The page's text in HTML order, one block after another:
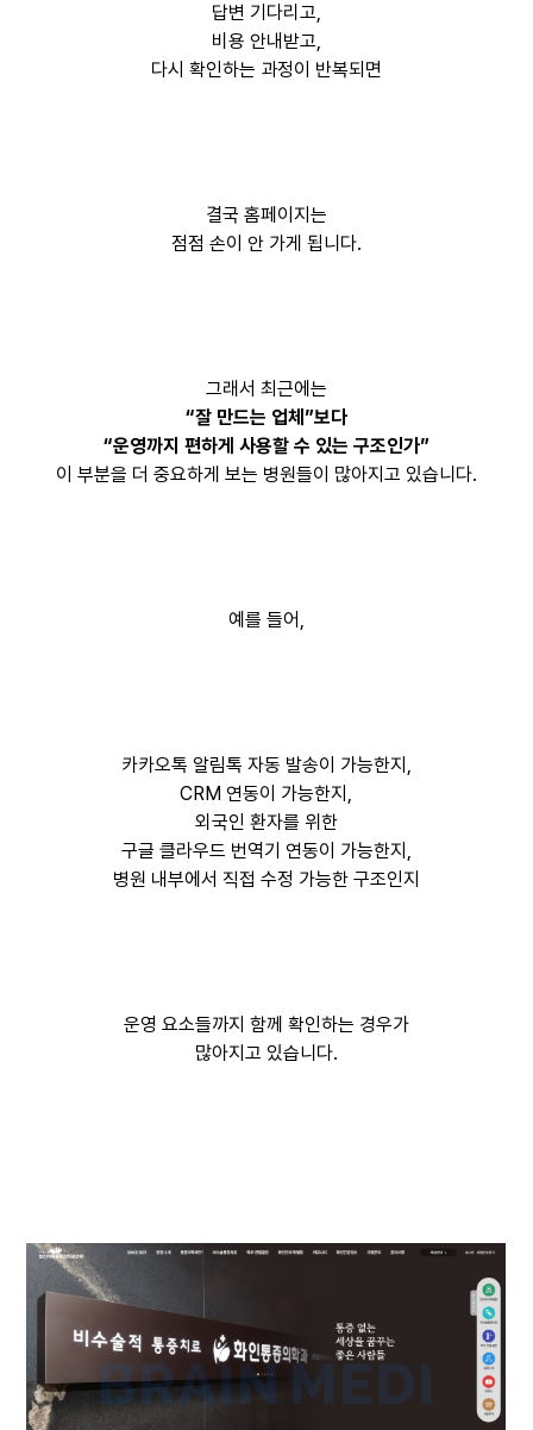
답변 기다리고,
비용 안내받고,
다시 확인하는 과정이 반복되면
결국 홈페이지는
점점 손이 안 가게 됩니다.
그래서 최근에는
“잘 만드는 업체”보다
“운영까지 편하게 사용할 수 있는 구조인가”
이 부분을 더 중요하게 보는 병원들이 많아지고 있습니다.
예를 들어,
카카오톡 알림톡 자동 발송이 가능한지,
CRM 연동이 가능한지,
외국인 환자를 위한
구글 클라우드 번역기 연동이 가능한지,
병원 내부에서 직접 수정 가능한 구조인지
운영 요소들까지 함께 확인하는 경우가
많아지고 있습니다.